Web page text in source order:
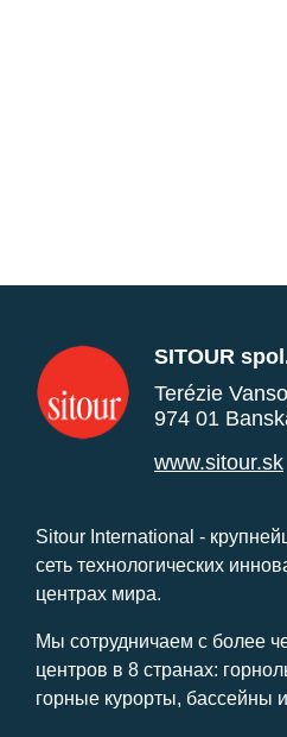
SITOUR
Terézie
974 01
www.sitour.sk
Sitour International -
сеть технологических
центрах мира.
Мы сотрудничаем с более
центров в 8 странах:
горные курорты, бассейны